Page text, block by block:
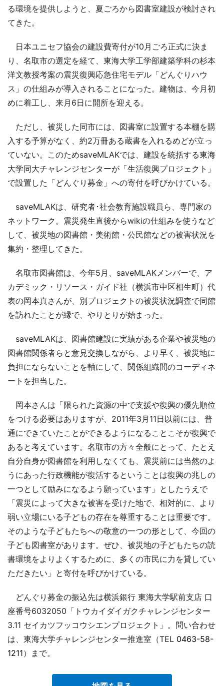
る環境を提供しようと、夏ごろから図書室建設が検討され
てきた。
日本ユニセフ協会の建設費寄付が10月ごろ正式に決ま
り、名取市の選定を経て、東海大学工学部建築学科の杉本
洋文教授考案の震災復興応急住宅モデル「どんぐりハウ
ス」の仕組みが導入されることになった。建物は、今月初
めに着工し、来月6日に開所を迎える。
ただし、被災した同市には、図書室に設置する本棚を購
入する予算がなく、約2万冊ある蔵書を入れるめどが立っ
ていない。このためsaveMLAKでは、建設を統括する東海
大学同大チャレンジセンターが「生活復興プロジェクト」
で設置した「どんぐり募金」への寄付を呼びかけている。
saveMLAKは、研究者･社会教育施設職員ら、専門家の
ネットワーク。震災発生直後からwikiの仕組みを使うなど
して、被災地の図書館・美術館・公民館などの被害状況を
集約・整理してきた。
名取市図書館は、今年5月、saveMLAKメンバーで、ア
カデミック・リソース・ガイド社（横浜市中区相生町）代
表の岡本真さんが、別プロジェクトの被災状況調査で同館
を訪れたことが縁で、やりとりが始まった。
saveMLAKは、図書館建設に実績がある企業や被災地の
図書館関係者らと意見交換しながら、より早く、被災地に
負担にならないことを軸にして、関係組織間のコーディネ
ートを担当した。
岡本さんは「限られた資源の中で支援や復興の優先順位
をつける必要はありますが、2011年3月11日以前には、普
通にできていたことができるようになることこそが復興で
あると考えています。名取市の方々全般にとって、たとえ
自分自身が図書館を利用しなくても、震災前には当然のよ
うにあった行政機能が復活するということは復興の兆しの
一つとして励みになるよう願っています」としたうえで
「震災によって大きな被害を受けた地で、相対的に、より
弱い立場にいる子どもの存在を尊重することは重要です。
そのような子どもたちへの敬意の一つの形として、今回の
子ども図書室があります。ぜひ、被災地の子どもたちの読
書環境をよりよくするために、多くの市民に力を貸してい
ただきたい」と寄付を呼びかけている。
どんぐり募金の振込先は横浜銀行 東海大学駅前支店 口
座番号6032050「トウカイダイガクチャレンジセンター
3.11 セイカツフッコウシエンプロジェクト」。問い合わせ
は、東海大学チャレンジセンター推進室（TEL 0463-58-
1211）まで。